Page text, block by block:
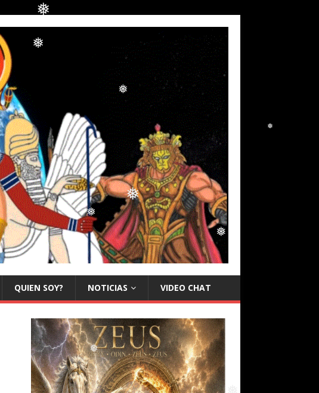
❅
❅
❅
❅
❅
❅
❅
❅
QUIEN SOY? NOTICIAS VIDEO CHAT